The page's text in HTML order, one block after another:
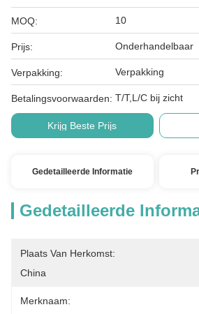
MOQ: 10
Prijs: Onderhandelbaar
Verpakking: Verpakking
Betalingsvoorwaarden: T/T,L/C bij zicht
Krijg Beste Prijs
Gedetailleerde Informatie
Gedetailleerde
Plaats Van Herkomst:
China
Merknaam: